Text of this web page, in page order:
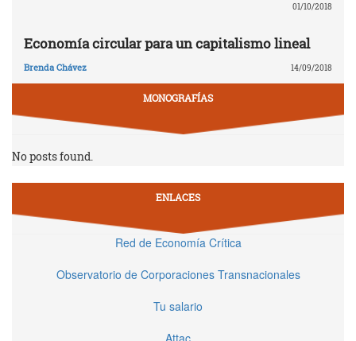
01/10/2018
Economía circular para un capitalismo lineal
Brenda Chávez 14/09/2018
MONOGRAFÍAS
No posts found.
ENLACES
Red de Economía Crítica
Observatorio de Corporaciones Transnacionales
Tu salario